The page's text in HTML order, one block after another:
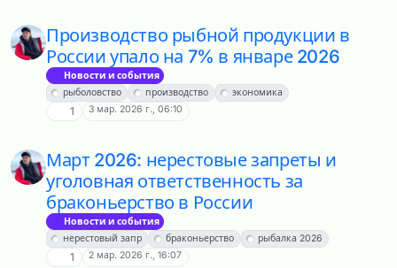
Производство рыбной продукции в
России упало на 7% в январе 2026
Новости и события
рыболовство
производство экономика
1 3 мар. 2026 г., 06:10
Март 2026: нерестовые запреты и
уголовная ответственность за
браконьерство в России
Новости и события
нерестовый запр
браконьерство рыбалка 2026
1 2 мар. 2026 г., 16:07